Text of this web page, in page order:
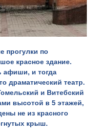
прогулки по
красное здание.
афиши, и тогда
драматический театр.
и Витебский
высотой в 5 этажей,
не из красного
крыш.